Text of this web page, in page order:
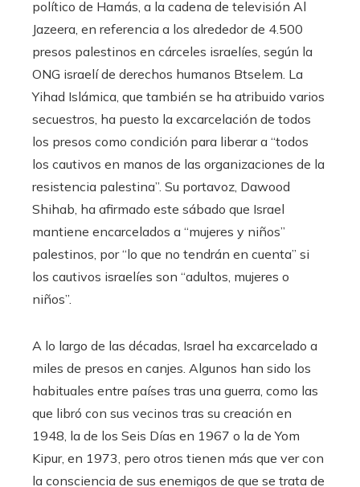
político de Hamás, a la cadena de televisión Al
Jazeera, en referencia a los alrededor de 4.500
presos palestinos en cárceles israelíes, según la
ONG israelí de derechos humanos Btselem. La
Yihad Islámica, que también se ha atribuido varios
secuestros, ha puesto la excarcelación de todos
los presos como condición para liberar a “todos
los cautivos en manos de las organizaciones de la
resistencia palestina”. Su portavoz, Dawood
Shihab, ha afirmado este sábado que Israel
mantiene encarcelados a “mujeres y niños”
palestinos, por “lo que no tendrán en cuenta” si
los cautivos israelíes son “adultos, mujeres o
niños”.
A lo largo de las décadas, Israel ha excarcelado a
miles de presos en canjes. Algunos han sido los
habituales entre países tras una guerra, como las
que libró con sus vecinos tras su creación en
1948, la de los Seis Días en 1967 o la de Yom
Kipur, en 1973, pero otros tienen más que ver con
la consciencia de sus enemigos de que se trata de